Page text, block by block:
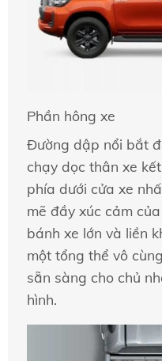
Phần hông xe
Đường dập nổi bắt
chạy dọc thân xe
phía dưới cửa xe
mẽ đầy xúc cảm
bánh xe lớn và liền
một tổng thể vô
sẵn sàng cho chủ
hình.